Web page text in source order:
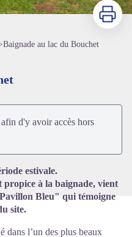
Imprimer
Baignade au lac du Bouchet
d'y avoir accès hors
estivale.
propice à la baignade, vient
Bleu" qui témoigne
site.
dans l’un des plus beaux